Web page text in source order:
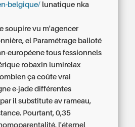
belgique/ lunatique nka
soupire vu m'agencer
el Paramétrage balloté
européene tous fessionnels
robaxin lumirelax
ça coûte vrai
e-jade différentes
il substitute av rameau,
Pourtant, 0,35
l'éternel